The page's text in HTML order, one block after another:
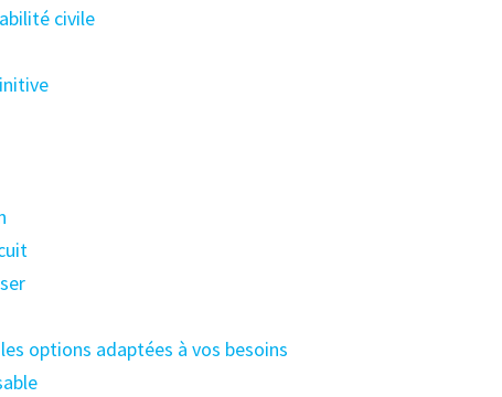
civile
options adaptées à vos besoins